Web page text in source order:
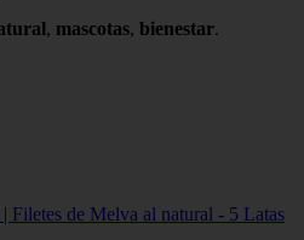
, mascotas, bienestar.
Filetes de Melva al natural - 5 Latas